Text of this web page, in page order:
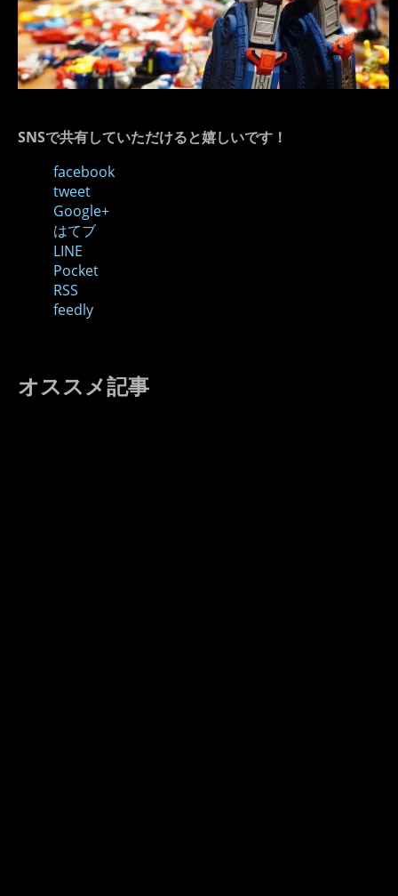
SNSで共有していただけると嬉しいです！
facebook
tweet
Google+
はてブ
LINE
Pocket
RSS
feedly
オススメ記事